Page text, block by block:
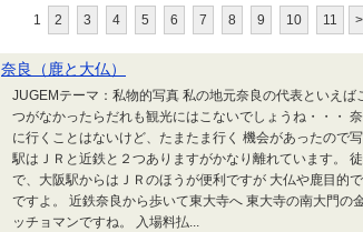
1 2 3 4 5 6 7 8 9 10 11 >
奈良（鹿と大仏）
JUGEMテーマ：私物的写真 私の地元奈良の代表といえば
つがなかったらだれも観光にはこないでしょうね・・・
に行くことはないけど、たまたま行く 機会があったので
駅はＪＲと近鉄と２つありますがかなり離れています。
で、大阪駅からはＪＲのほうが便利ですが 大仏や鹿目的
ですよ。 近鉄奈良から歩いて東大寺へ 東大寺の南大門の
ッチョマンですね。 入場料払...